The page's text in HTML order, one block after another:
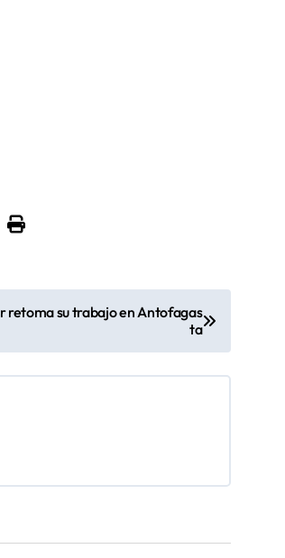
retoma su trabajo en Antofagas
ta